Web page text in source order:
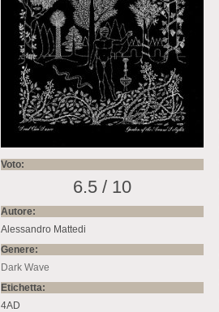
Voto:
6.5 / 10
Autore:
Alessandro Mattedi
Genere:
Dark Wave
Etichetta:
4AD